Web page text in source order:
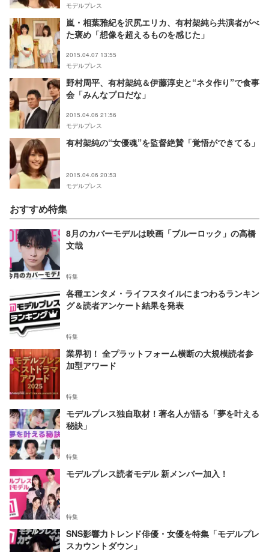
モデルプレス
嵐・相葉雅紀を沢尻エリカ、有村架純ら共演者がべ
た褒め「想像を超えるものを感じた」
2015.04.07 13:55
モデルプレス
野村周平、有村架純＆伊藤淳史と“ネタ作り”で食事
会「みんなプロだな」
2015.04.06 21:56
モデルプレス
有村架純の“女優魂”を監督絶賛「覚悟ができてる」
2015.04.06 20:53
モデルプレス
おすすめ特集
8月のカバーモデルは映画「ブルーロック」の高橋
文哉
特集
各種エンタメ・ライフスタイルにまつわるランキン
グ＆読者アンケート結果を発表
特集
業界初！ 全プラットフォーム横断の大規模読者参
加型アワード
特集
モデルプレス独自取材！著名人が語る「夢を叶える
秘訣」
特集
モデルプレス読者モデル 新メンバー加入！
特集
SNS影響力トレンド俳優・女優を特集「モデルプレ
スカウントダウン」